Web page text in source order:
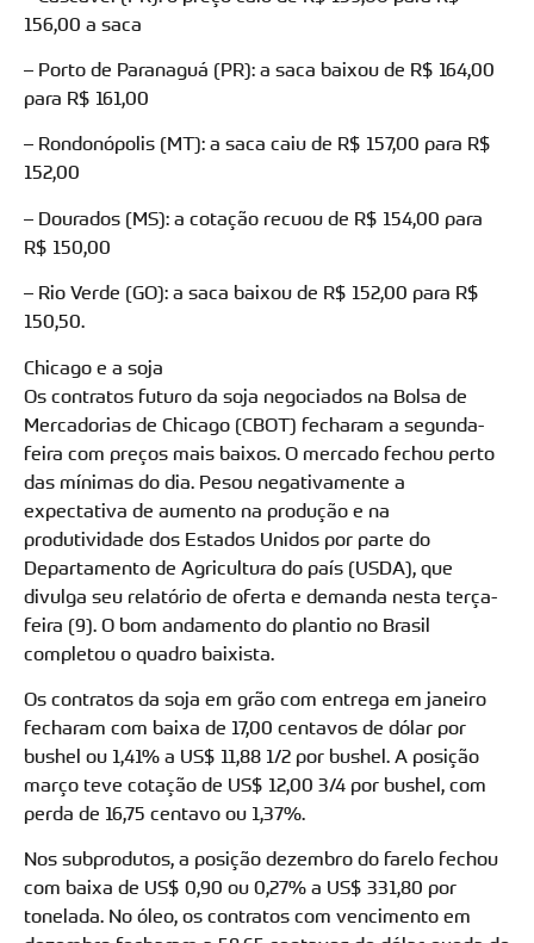
156,00 a saca
– Porto de Paranaguá (PR): a saca baixou de R$ 164,00
para R$ 161,00
– Rondonópolis (MT): a saca caiu de R$ 157,00 para R$
152,00
– Dourados (MS): a cotação recuou de R$ 154,00 para
R$ 150,00
– Rio Verde (GO): a saca baixou de R$ 152,00 para R$
150,50.
Chicago e a soja
Os contratos futuro da soja negociados na Bolsa de
Mercadorias de Chicago (CBOT) fecharam a segunda-
feira com preços mais baixos. O mercado fechou perto
das mínimas do dia. Pesou negativamente a
expectativa de aumento na produção e na
produtividade dos Estados Unidos por parte do
Departamento de Agricultura do país (USDA), que
divulga seu relatório de oferta e demanda nesta terça-
feira (9). O bom andamento do plantio no Brasil
completou o quadro baixista.
Os contratos da soja em grão com entrega em janeiro
fecharam com baixa de 17,00 centavos de dólar por
bushel ou 1,41% a US$ 11,88 1/2 por bushel. A posição
março teve cotação de US$ 12,00 3/4 por bushel, com
perda de 16,75 centavo ou 1,37%.
Nos subprodutos, a posição dezembro do farelo fechou
com baixa de US$ 0,90 ou 0,27% a US$ 331,80 por
tonelada. No óleo, os contratos com vencimento em